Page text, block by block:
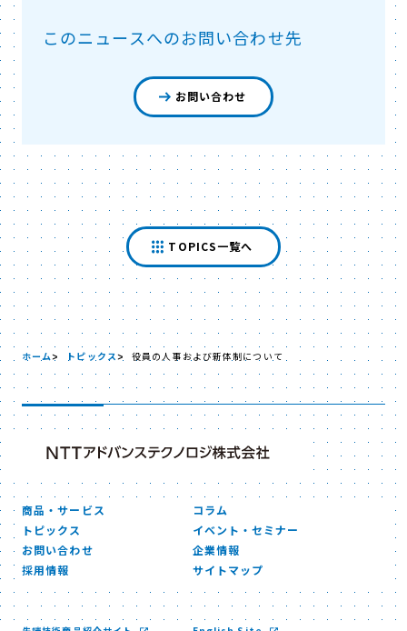
このニュースへのお問い合わせ先
お問い合わせ
TOPICS一覧へ
ホーム トピックス 役員の人事および新体制について
商品・サービス
コラム
トピックス
イベント・セミナー
お問い合わせ
企業情報
採用情報
サイトマップ